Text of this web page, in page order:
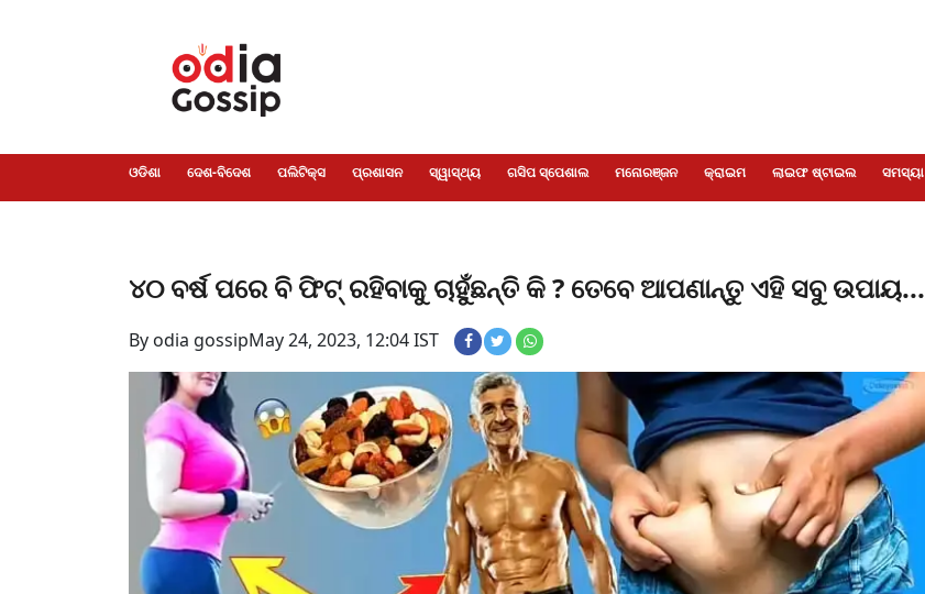
ଓଡିଶା ଦେଶ-ବିଦେଶ ପଲିଟିକ୍ସ ପ୍ରଶାସନ ସ୍ୱାସ୍ଥ୍ୟ ଗସିପ ସ୍ପେଶାଲ ମନୋରଞ୍ଜନ କ୍ରାଇମ ଲାଇଫ ଷ୍ଟାଇଲ ସମସ୍ୟା
୪୦ ବର୍ଷ ପରେ ବି ଫିଟ୍ ରହିବାକୁ ଚାହୁଁଛନ୍ତି କି ? ତେବେ ଆପଣାନ୍ତୁ ଏହି ସବୁ ଉପାୟ...
By odia gossipMay 24, 2023, 12:04 IST